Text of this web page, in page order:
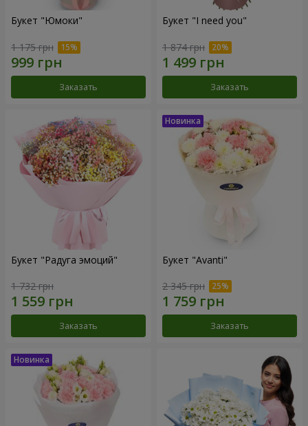
Букет "Юмоки"
1 175 грн
Заказать
Букет "I need you"
1 874 грн
Заказать
Букет "Радуга эмоций"
1 732 грн
Заказать
Букет "Avanti"
2 345 грн
Заказать